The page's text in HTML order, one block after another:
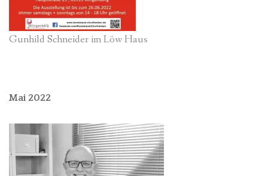
Gunhild Schneider im Löw Haus
Mai 2022